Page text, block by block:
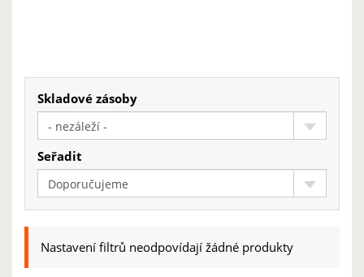
Skladové zásoby
- nezáleží -
Seřadit
Doporučujeme
Nastavení filtrů neodpovídají žádné produkty